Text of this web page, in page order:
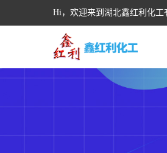
Hi，欢迎来到湖北鑫红利化工